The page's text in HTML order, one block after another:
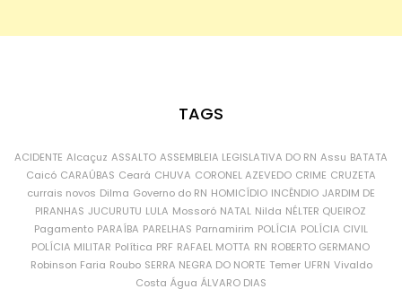
TAGS
ACIDENTE Alcaçuz ASSALTO ASSEMBLEIA LEGISLATIVA DO RN Assu BATATA
Caicó CARAÚBAS Ceará CHUVA CORONEL AZEVEDO CRIME CRUZETA
currais novos Dilma Governo do RN HOMICÍDIO INCÊNDIO JARDIM DE
PIRANHAS JUCURUTU LULA Mossoró NATAL Nilda NÉLTER QUEIROZ
Pagamento PARAÍBA PARELHAS Parnamirim POLÍCIA POLÍCIA CIVIL
POLÍCIA MILITAR Política PRF RAFAEL MOTTA RN ROBERTO GERMANO
Robinson Faria Roubo SERRA NEGRA DO NORTE Temer UFRN Vivaldo
Costa Água ÁLVARO DIAS